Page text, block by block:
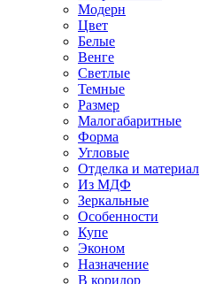
Модерн
Цвет
Белые
Венге
Светлые
Темные
Размер
Малогабаритные
Форма
Угловые
Отделка и материал
Из МДФ
Зеркальные
Особенности
Купе
Эконом
Назначение
В коридор